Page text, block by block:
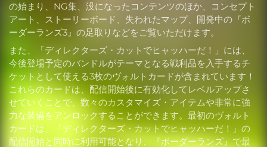
の始まり、NG集、没になったコンテンツのほか、コンセプト
アート、ストーリーボード、失われたマップ、開発中の『ボ
ーダーランズ3』の足取りなどをご覧いただけます。
また、「ディレクターズ・カットでヒャッハーだ！」には、
今後登場予定のバンドルがテーマとなる戦利品を入手するチ
ケットとして使える3枚のヴォルトカードが含まれています！
これらのカードは、配信開始後に有効化してレベルアップさ
せていくことで、数々のカスタマイズ・アイテムや非常に強
力な装備をアンロックすることができます。最初のヴォルト
カードは、「ディレクターズ・カットでヒャッハーだ！」の
配信開始と同時に利用可能となり、『ボーダーランズ』で最